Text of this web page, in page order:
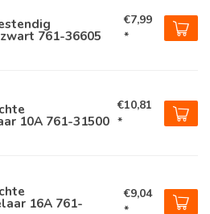
761-36605
€7,99
*
10A 761-31500
€10,81
*
16A 761-
€9,04
*